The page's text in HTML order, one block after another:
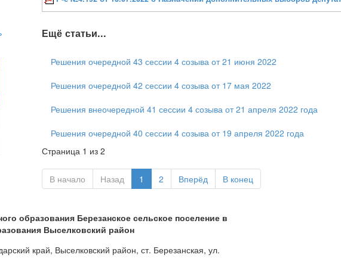
Ещё статьи...
Решения очередной 43 сессии 4 созыва от 21 июня 2022
Решения очередной 42 сессии 4 созыва от 17 мая 2022
Решения внеочередной 41 сессии 4 созыва от 21 апреля 2022 года
Решения очередной 40 сессии 4 созыва от 19 апреля 2022 года
Страница 1 из 2
В начало Назад 1 2 Вперёд В конец
образования Березанское сельское поселение в
Выселковский район
край, Выселковский район, ст. Березанская, ул.